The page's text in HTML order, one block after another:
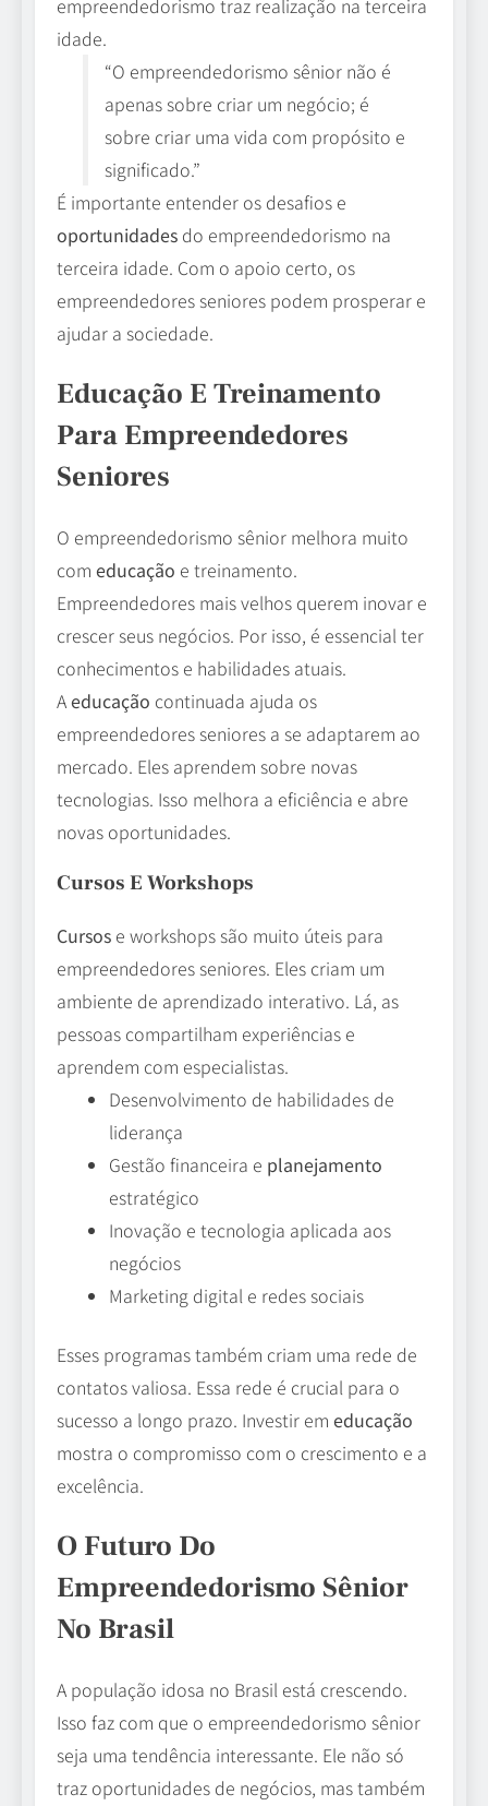
empreendedorismo traz realização na terceira
idade.
“O empreendedorismo sênior não é
apenas sobre criar um negócio; é
sobre criar uma vida com propósito e
significado.”
É importante entender os desafios e
oportunidades do empreendedorismo na
terceira idade. Com o apoio certo, os
empreendedores seniores podem prosperar e
ajudar a sociedade.
Educação E Treinamento
Para Empreendedores
Seniores
O empreendedorismo sênior melhora muito
com educação e treinamento.
Empreendedores mais velhos querem inovar e
crescer seus negócios. Por isso, é essencial ter
conhecimentos e habilidades atuais.
Aeducação continuada ajuda os
empreendedores seniores a se adaptarem ao
mercado. Eles aprendem sobre novas
tecnologias. Isso melhora a eficiência e abre
novas oportunidades.
Cursos E Workshops
Cursos e workshops são muito úteis para
empreendedores seniores. Eles criam um
ambiente de aprendizado interativo. Lá, as
pessoas compartilham experiências e
aprendem com especialistas.
Desenvolvimento de habilidades de
liderança
Gestão financeira e planejamento
estratégico
Inovação e tecnologia aplicada aos
negócios
Marketing digital e redes sociais
Esses programas também criam uma rede de
contatos valiosa. Essa rede é crucial para o
sucesso a longo prazo. Investir em educação
mostra o compromisso com o crescimento e a
excelência.
O Futuro Do
Empreendedorismo Sênior
No Brasil
A população idosa no Brasil está crescendo.
Isso faz com que o empreendedorismo sênior
seja uma tendência interessante. Ele não só
traz oportunidades de negócios, mas também